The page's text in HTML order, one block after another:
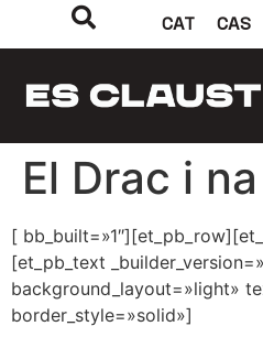
CAT CAS
El Drac i
[
[et_pb_text
background_layout=»light»
border_style=»solid»]